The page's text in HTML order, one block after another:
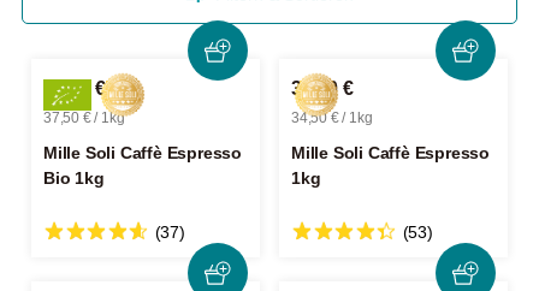
37,50 €
37,50 € / 1kg
Mille Soli Caffè Espresso
Bio 1kg
(37)
34,50 €
34,50 € / 1kg
Mille Soli Caffè Espresso
1kg
(53)